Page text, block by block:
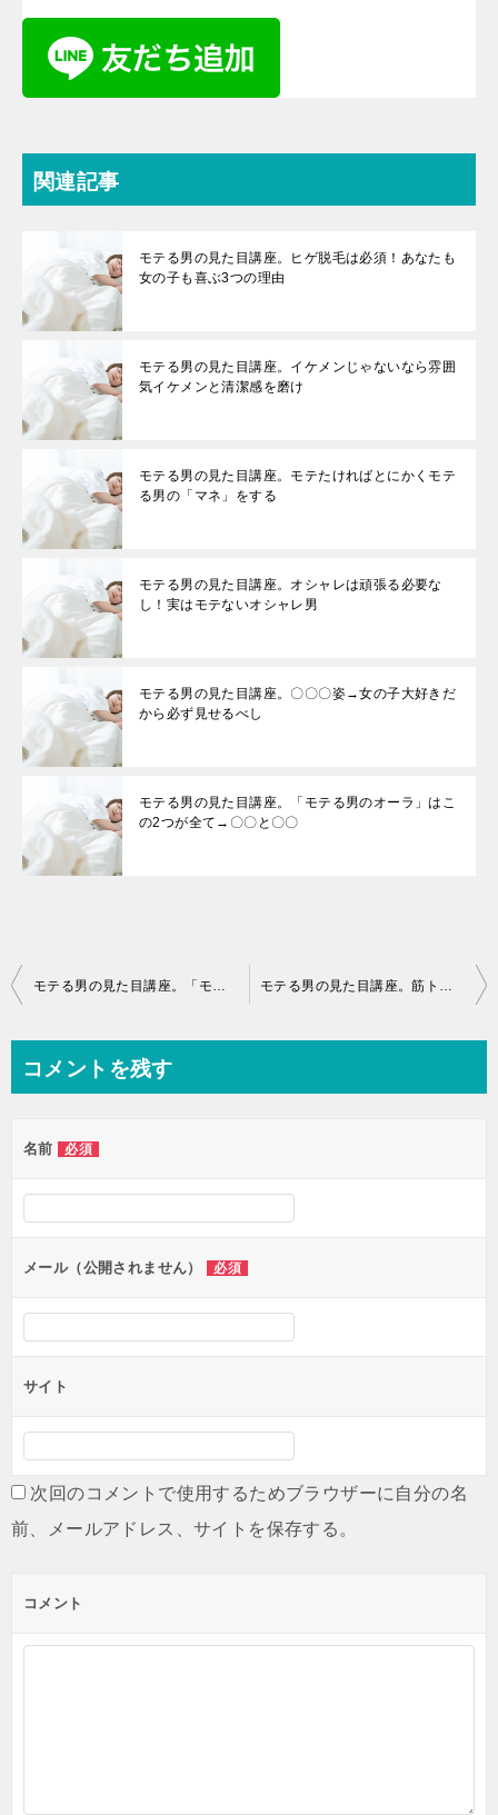
関連記事
モテる男の見た目講座。ヒゲ脱毛は必須！あなたも
女の子も喜ぶ3つの理由
モテる男の見た目講座。イケメンじゃないなら雰囲
気イケメンと清潔感を磨け
モテる男の見た目講座。モテたければとにかくモテ
る男の「マネ」をする
モテる男の見た目講座。オシャレは頑張る必要な
し！実はモテないオシャレ男
モテる男の見た目講座。〇〇〇姿→女の子大好きだ
から必ず見せるべし
モテる男の見た目講座。「モテる男のオーラ」はこ
の2つが全て→〇〇と〇〇
投
ビ
ー
シ
ン
モテる男の見た目講座。「モテる男のオーラ」はこの2つが全て→〇〇と〇〇 モテる男の見た目講座。筋トレをする意味。誰も知らない２つのメリット
コメントを残す
名前 必須
メール（公開されません） 必須
サイト
次回のコメントで使用するためブラウザーに自分の名
前、メールアドレス、サイトを保存する。
コメント